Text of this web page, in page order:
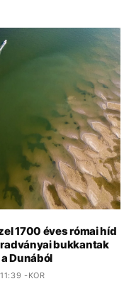
1700 éves római híd
bukkantak
Dunából
-KOR